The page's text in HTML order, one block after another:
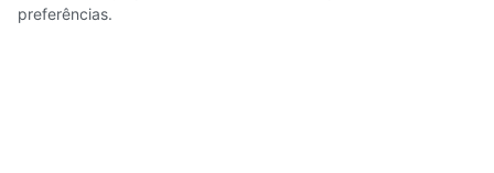
preferências.